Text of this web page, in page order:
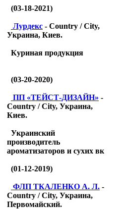
(03-18-2021)
Лурдекс - Country / City,
Украина, Киев.
Куриная продукция
(03-20-2020)
ПП «ТЕЙСТ-ДИЗАЙН» -
Country / City, Украина,
Киев.
Украинский
производитель
ароматизаторов и сухих вк
(01-12-2019)
ФЛП ТКАЛЕНКО А. Л. -
Country / City, Украина,
Первомайский.